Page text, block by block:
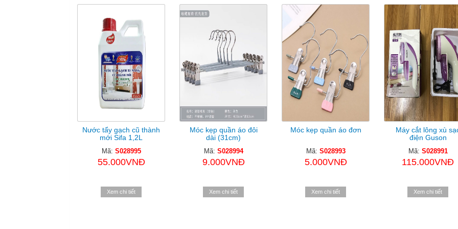
Nước tẩy gạch cũ thành
mới Sifa 1,2L
Mã: S028995
55.000VNĐ
Xem chi tiết
Móc kẹp quần áo đôi
dài (31cm)
Mã: S028994
9.000VNĐ
Xem chi tiết
Móc kẹp quần áo đơn
Mã: S028993
5.000VNĐ
Xem chi tiết
Máy cắt lông xù
điện Guson
Mã: S028991
115.000VNĐ
Xem chi tiết